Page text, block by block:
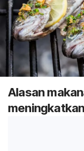
Alasan